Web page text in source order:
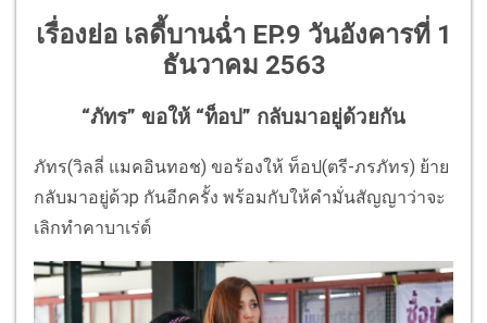
เรื่องย่อ เลดี้บานฉ่ำ EP.9 วันอังคารที่ 1
ธันวาคม 2563
“ภัทร” ขอให้ “ท็อป” กลับมาอยู่ด้วยกัน
ภัทร(วิลลี่ แมคอินทอช) ขอร้องให้ ท็อป(ตรี-ภรภัทร) ย้าย
กลับมาอยู่ด้วp กันอีกครั้ง พร้อมกับให้คำมั่นสัญญาว่าจะ
เลิกทำคาบาเร่ต์